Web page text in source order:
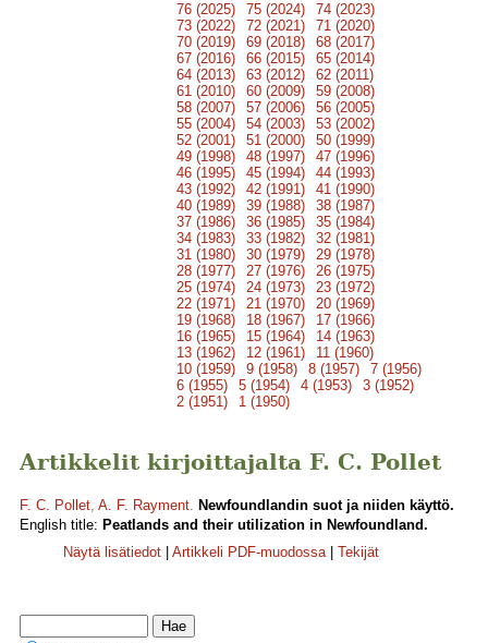
76 (2025) 75 (2024)
74 (2023)
73 (2022)
72 (2021)
71 (2020)
70 (2019)
69 (2018)
68 (2017)
67 (2016)
66 (2015)
65 (2014)
64 (2013)
63 (2012)
62 (2011)
61 (2010)
60 (2009)
59 (2008)
58 (2007)
57 (2006)
56 (2005)
55 (2004)
54 (2003)
53 (2002)
52 (2001)
51 (2000)
50 (1999)
49 (1998)
48 (1997)
47 (1996)
46 (1995)
45 (1994)
44 (1993)
43 (1992)
42 (1991)
41 (1990)
40 (1989)
39 (1988)
38 (1987)
37 (1986)
36 (1985)
35 (1984)
34 (1983)
33 (1982)
32 (1981)
31 (1980)
30 (1979)
29 (1978)
28 (1977)
27 (1976)
26 (1975)
25 (1974)
24 (1973)
23 (1972)
22 (1971)
21 (1970)
20 (1969)
19 (1968)
18 (1967)
17 (1966)
16 (1965)
15 (1964)
14 (1963)
13 (1962)
12 (1961)
11 (1960)
10 (1959)
9 (1958) 8 (1957)
7 (1956)
6 (1955)
5 (1954) 4 (1953)
3 (1952)
2 (1951)
1 (1950)
Artikkelit kirjoittajalta F. C. Pollet
F. C. Pollet, A. F. Rayment. Newfoundlandin suot ja niiden käyttö.
English title: Peatlands and their utilization in Newfoundland.
Näytä lisätiedot
Artikkeli PDF-muodossa| Tekijät